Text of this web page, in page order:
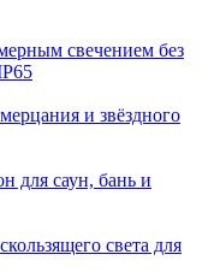
свечением без
и звёздного
для саун, бань и
света для